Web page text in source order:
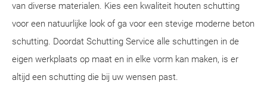
van diverse materialen. Kies een kwaliteit houten schutting
voor een natuurlijke look of ga voor een stevige moderne beton
schutting. Doordat Schutting Service alle schuttingen in de
eigen werkplaats op maat en in elke vorm kan maken, is er
altijd een schutting die bij uw wensen past.